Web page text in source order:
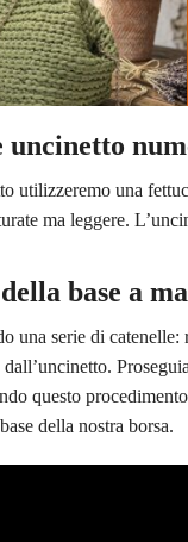
uncinetto
utilizzeremo una
ma leggere.
base a
una serie di
dall’uncinetto.
questo
della nostra borsa.